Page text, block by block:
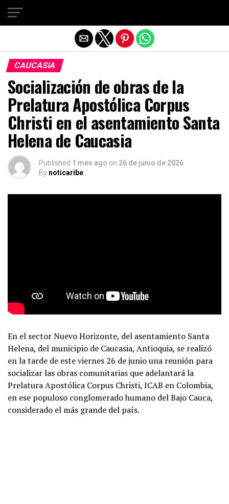
CAUCASIA
Socialización de obras de la
Prelatura Apostólica Corpus
Christi en el asentamiento Santa
Helena de Caucasia
Published 1 mes ago on 26 de junio de 2026
By noticaribe
En el sector Nuevo Horizonte, del asentamiento Santa
Helena, del municipio de Caucasia, Antioquia, se realizó
en la tarde de este viernes 26 de junio una reunión para
socializar las obras comunitarias que adelantará la
Prelatura Apostólica Corpus Christi, ICAB en Colombia,
en ese populoso conglomerado humano del Bajo Cauca,
considerado el más grande del país.